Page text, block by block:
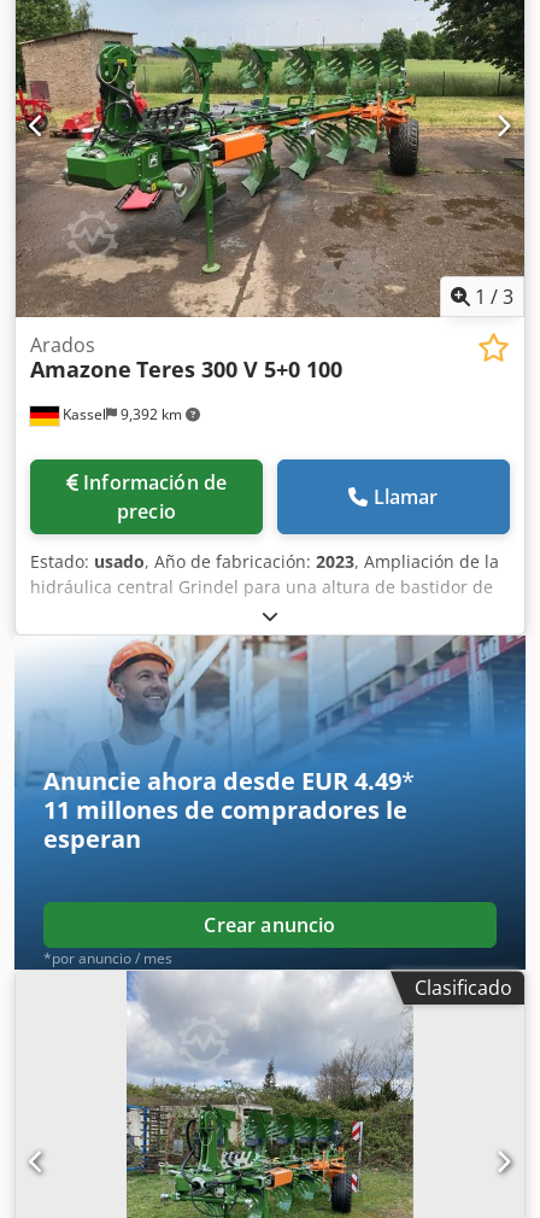
1 /3
Kassel 9,392 km
Arados
Amazone Teres 300 V 5+0 100
Información de
precio
Llamar
Estado: usado, Año de fabricación: 2023, Ampliación de la
hidráulica central Grindel para una altura de bastidor de
80, 1 cuerpo de arado STW / 35, 1 par de rejas de 430, 1
par de puntas de reja HD, 1 par de chapas insertables
para STW / 35, 1 par de soportes para disco cuchilla para
disco cuchilla Variopf D 500 dentado y / con suspensión, 1
Codor Ucigspfx Abgerf
Anuncie ahora desde EUR 4.49*
11 millones de compradores le
esperan
Crear anuncio
*por anuncio / mes
Clasificado